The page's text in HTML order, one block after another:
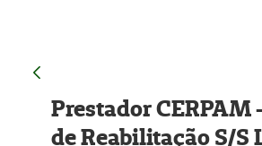
Prestador CERPAM
de Reabilitação S/S